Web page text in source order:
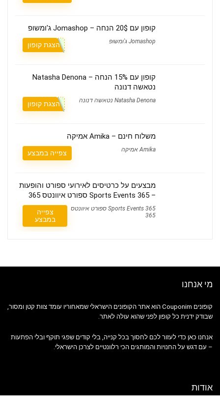
קופון עם 20$ הנחה – Jomashop ג'ומשופ
Jomashop ג'ומשופ הצגת קופון
קופון עם 15% הנחה – Natasha Denona
נטאשה דנונה
Natasha Denona נטאשה דנונה הצגת קופון
משלוח חינם – Amika אמיקה
Amika אמיקה צפייה במבצע
מבצעים על כרטיסים לאירועי ספורט והופעות
– Sports Events 365 ספורט איוונטס 365
Sports Events 365 ספורט איוונטס
365
צפייה
במבצע
מי אנחנו
קופונים Couponim הוא אתר הקופונים הישראלי שמאחוריו עומד צוות קטן ומסור,
שבודק ידנית כל קופון לפני שהוא עולה לאתר.
אנחנו כאן כדי לעזור לכם לחסוך בכל קנייה, בלי קודים שפגי תוקף ובלי הפתעות
– עם דגש על החנויות והמותגים הכי רלוונטיים לצרכן הישראלי.
אודות